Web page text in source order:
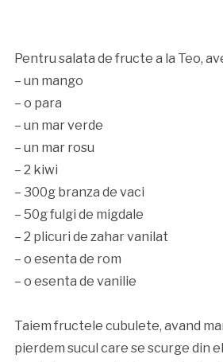
Pentru salata de fructe a la Teo,
– un mango
– o para
– un mar verde
– un mar rosu
– 2 kiwi
– 300g branza de vaci
– 50g fulgi de migdale
– 2 plicuri de zahar vanilat
– o esenta de rom
– o esenta de vanilie
Taiem fructele cubulete, avand
pierdem sucul care se scurge din